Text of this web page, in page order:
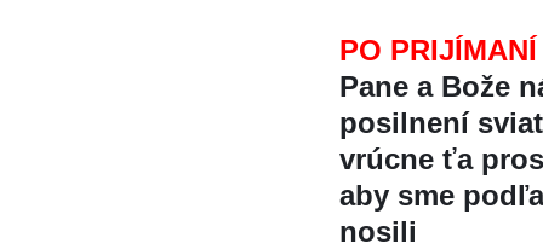
PO PRIJÍMANÍ
Pane a Bože
posilnení
vrúcne ťa
aby sme
nosili